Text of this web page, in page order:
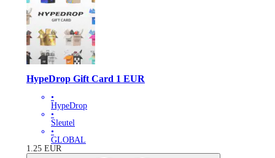
HypeDrop Gift Card 1 EUR
•
HypeDrop
•
Sleutel
•
GLOBAL
1.25 EUR